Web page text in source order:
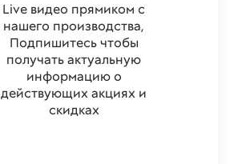
Live видео прямиком с
нашего производства,
Подпишитесь чтобы
получать актуальную
информацию о
действующих акциях и
скидках